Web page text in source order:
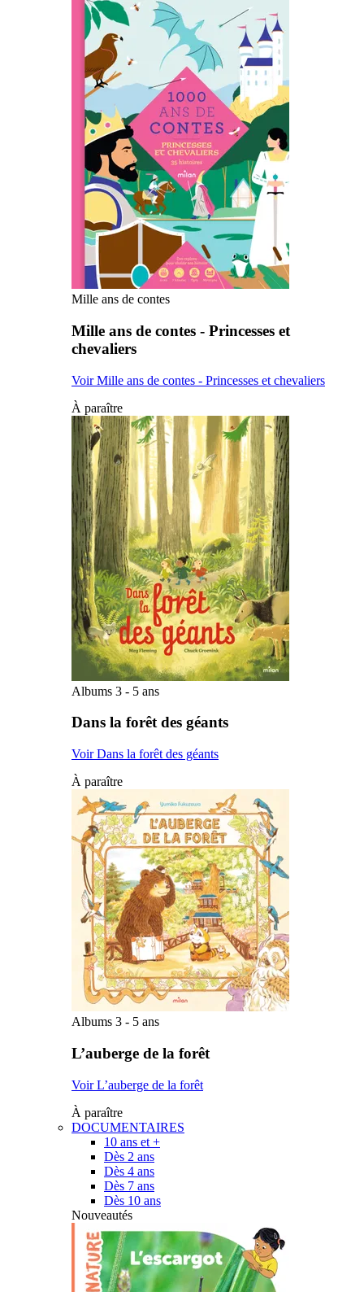
Mille ans de contes
Mille ans de contes - Princesses et
chevaliers
Voir Mille ans de contes - Princesses et chevaliers
À paraître
Albums 3 - 5 ans
Dans la forêt des géants
Voir Dans la forêt des géants
À paraître
Albums 3 - 5 ans
L’auberge de la forêt
Voir L’auberge de la forêt
À paraître
DOCUMENTAIRES
10 ans et +
Dès 2 ans
Dès 4 ans
Dès 7 ans
Dès 10 ans
Nouveautés